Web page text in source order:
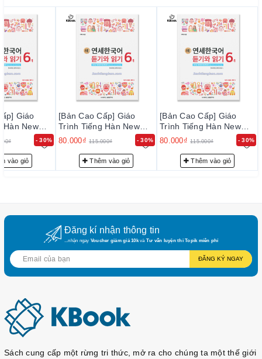
hướng dẫn cách sử dụng tiếng Hàn trong những tình
huống khác nhau.
- 30%
Giáo
Hàn New
Nghe
연세한국어
6-1
vào giỏ
- 30%
[Bản Cao Cấp] Giáo
Trình Tiếng Hàn New
Yonsei Korean Nghe
Đọc 6-1 - 새 연세한국어
듣기와 읽기 6-1
80.000₫ 115.000₫
Thêm vào giỏ
- 30%
[Bản Cao Cấp] Giáo
Trình Tiếng Hàn New
Yonsei Korean Nghe
Đọc 6-1 - 새 연세한국어
듣기와 읽기 6-1
80.000₫ 115.000₫
Thêm vào giỏ
Đăng kí nhận thông tin
...nhận ngay Voucher giảm giá 10kvà Tư vấn luyện thi Topik miễn phí
ĐĂNG KÝ NGAY
Sách cung cấp một rừng tri thức, mở ra cho chúng ta một thế giới